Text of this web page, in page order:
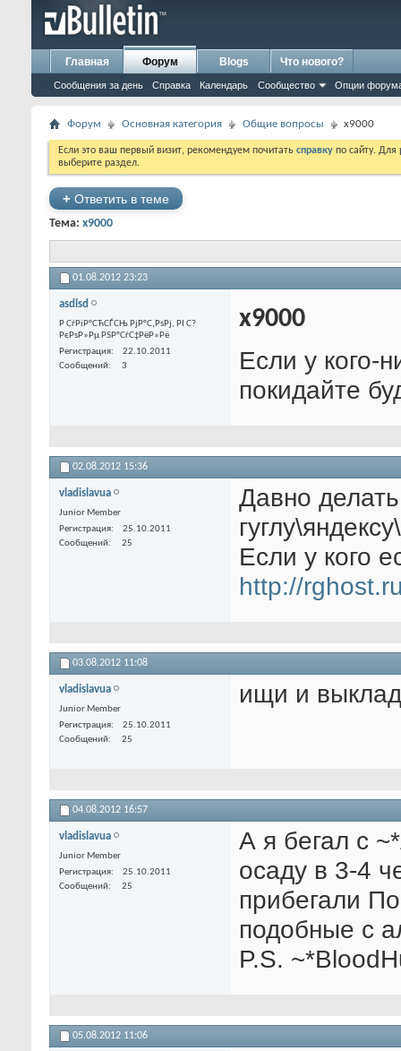
Главная Форум
Сообщения за день Справка Календарь Сообщество Опции
Blogs Что нового?
Форум Основная категория Общие вопросы x9000
Если это ваш первый визит, рекомендуем почитать справку по сайту.
выберите раздел.
+ Ответить в теме
Тема: x9000
01.08.2012 23:23
asdlsd
Р СѓРіР°СЋСЃСЊ РјР°С‚РѕРј, РІ С?
РєРѕР»Рµ РЅР°СѓС‡РёР»Рё
Регистрация
22.10.2011
Сообщений
3
x9000
Если у кого-
покидайте
02.08.2012 15:36
vladislavua
Junior Member
Регистрация
25.10.2011
Сообщений
25
Давно
Если у кого
http://
03.08.2012 11:08
vladislavua
Junior Member
Регистрация
25.10.2011
Сообщений
25
ищи и
04.08.2012 16:57
vladislavua
Junior Member
Регистрация
25.10.2011
Сообщений
25
А я бегал с
осаду в 3-4
прибегали
подобные с
P.S.
05.08.2012 11:06